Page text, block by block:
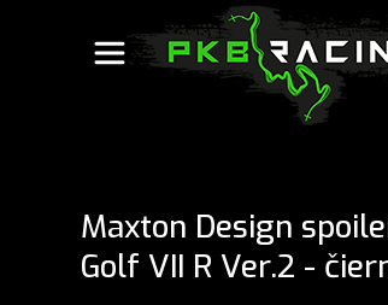
Maxton Design
Golf VII R Ver.2 -